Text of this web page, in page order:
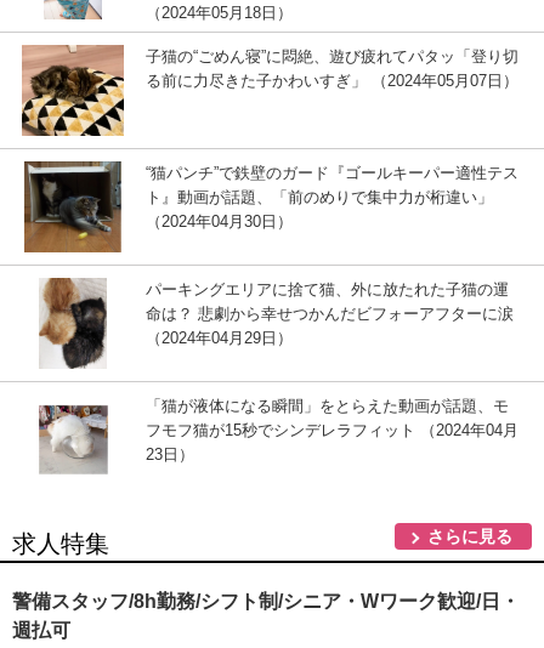
（2024年05月18日）
子猫の“ごめん寝”に悶絶、遊び疲れてパタッ「登り切
る前に力尽きた子かわいすぎ」 （2024年05月07日）
“猫パンチ”で鉄壁のガード『ゴールキーパー適性テス
ト』動画が話題、「前のめりで集中力が桁違い」
（2024年04月30日）
パーキングエリアに捨て猫、外に放たれた子猫の運
命は？ 悲劇から幸せつかんだビフォーアフターに涙
（2024年04月29日）
「猫が液体になる瞬間」をとらえた動画が話題、モ
フモフ猫が15秒でシンデレラフィット （2024年04月
23日）
求人特集 さらに見る
警備スタッフ/8h勤務/シフト制/シニア・Wワーク歓迎/日・
週払可